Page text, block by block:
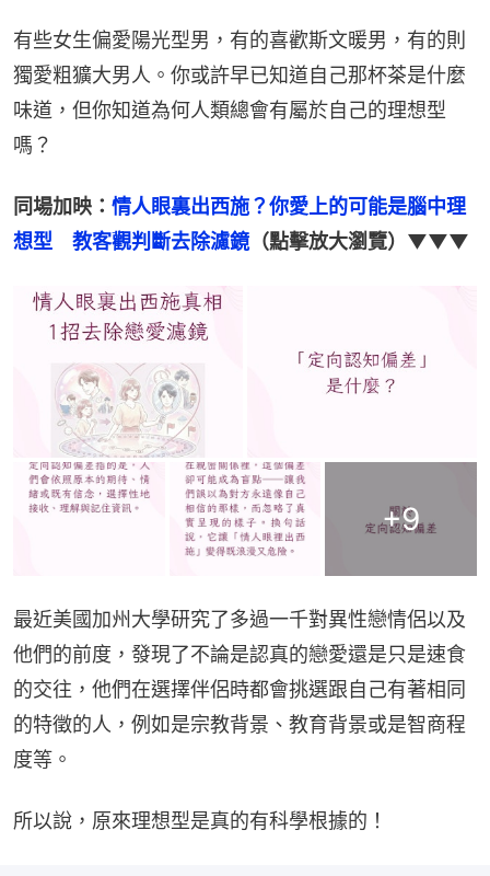
有些女生偏愛陽光型男，有的喜歡斯文暖男，有的則
獨愛粗獷大男人。你或許早已知道自己那杯茶是什麼
味道，但你知道為何人類總會有屬於自己的理想型
嗎？
同場加映： 情人眼裏出西施？你愛上的可能是腦中理
想型　教客觀判斷去除濾鏡 （點擊放大瀏覽）▼▼▼
+9
最近美國加州大學研究了多過一千對異性戀情侶以及
他們的前度，發現了不論是認真的戀愛還是只是速食
的交往，他們在選擇伴侶時都會挑選跟自己有著相同
的特徵的人，例如是宗教背景、教育背景或是智商程
度等。
所以說，原來理想型是真的有科學根據的！